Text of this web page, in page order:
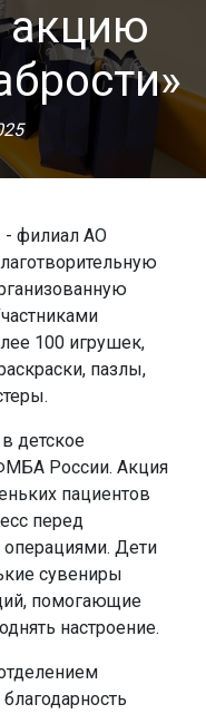
акцию
- филиал АО
100 игрушек,
пазлы,
детское
России. Акция
пациентов
перед
Дети
сувениры
помогающие
настроение.